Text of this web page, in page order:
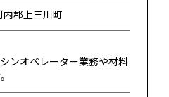
郡上三川町
ンオペレーター業務や材料